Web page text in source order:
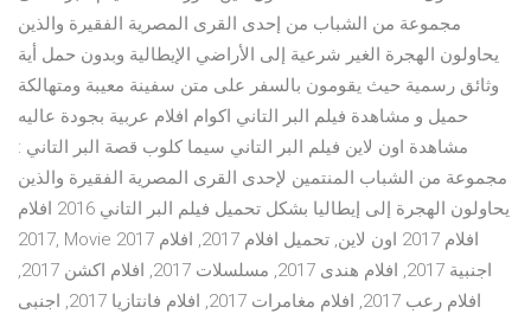
مجموعة من الشباب من إحدى القرى المصرية الفقيرة والذين
يحاولون الهجرة الغير شرعية إلى اﻷراضي اﻹيطالية وبدون حمل أية
وثائق رسمية حيث يقومون بالسفر على متن سفينة معيبة ومتهالكة
حميل و مشاهدة فيلم البر التاني اكوام افلام عربية بجودة عاليه
مشاهدة اون لاين فيلم البر التاني سيما كلوب قصة البر التاني :
مجموعة من الشباب المنتمين ﻹحدى القرى المصرية الفقيرة والذين
يحاولون الهجرة إلى إيطاليا بشكل تحميل فيلم البر التاني 2016 افلام
2017, Movie 2017 افلام 2017 اون لاين, تحميل افلام 2017, افلام
اجنبية 2017, افلام هندى 2017, مسلسلات 2017, افلام اكشن 2017,
افلام رعب 2017, افلام مغامرات 2017, افلام فانتازيا 2017, اجنبى